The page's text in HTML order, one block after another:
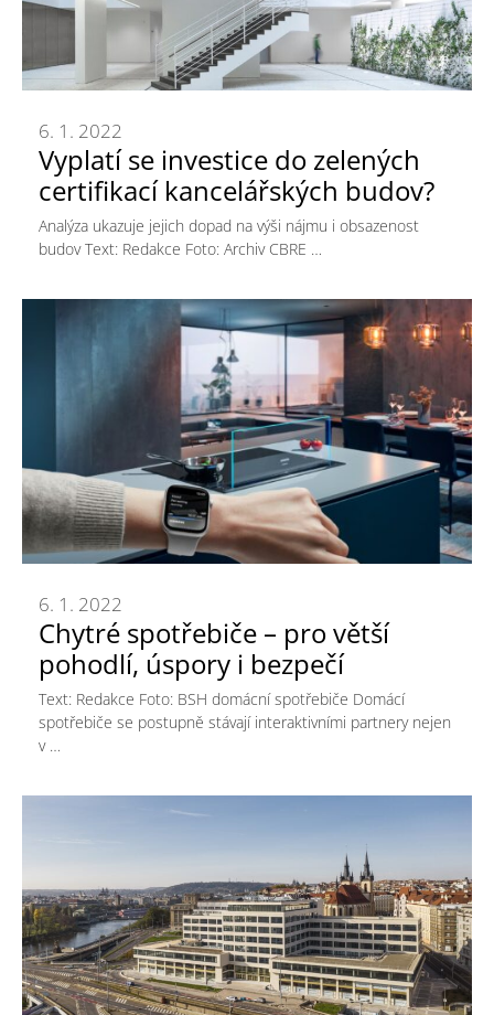
Vyplatí se investice do zelených
certifikací kancelářských budov?
6. 1. 2022
Analýza ukazuje jejich dopad na výši nájmu i obsazenost
budov Text: Redakce Foto: Archiv CBRE …
Chytré spotřebiče – pro větší
pohodlí, úspory i bezpečí
6. 1. 2022
Text: Redakce Foto: BSH domácní spotřebiče Domácí
spotřebiče se postupně stávají interaktivními partnery nejen
v …